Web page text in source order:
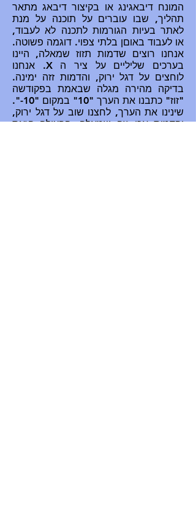
המונח דיבאגינג או בקיצור דיבאג מתאר
תהליך, שבו עוברים על תוכנה על מנת
לאתר בעיות הגורמות לתכנה לא לעבוד,
או לעבוד באוםן בלתי צפוי. דוגמה פשוטה.
אנחנו רוצים שדמות תזוז שמאלה, היינו
בערכים שליליים על ציר ה X. אנחנו
לוחצים על דגל ירוק, והדמות זזה ימינה.
בדיקה מהירה מגלה שבאמת בפקודשה
"זוז" כתבנו את הערך "10" במקום "10-".
שינינו את הערך, לחצנו שוב על דגל ירוק,
והדמות אכן זזה שמאלה. הפעולה הזאת